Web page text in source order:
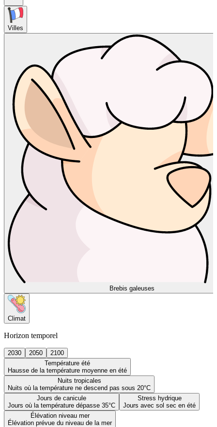
Villes
Brebis galeuses
Climat
Horizon temporel
2030 2050
2100
Température été
Hausse de la température moyenne en été
Nuits tropicales
Nuits où la température ne descend pas sous 20°C
Jours de canicule
Jours où la température dépasse 35°C
Stress hydrique
Jours avec sol sec en été
Élévation niveau mer
Élévation prévue du niveau de la mer